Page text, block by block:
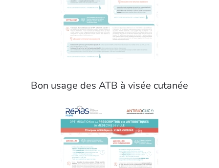
Bon usage des ATB à visée cutanée